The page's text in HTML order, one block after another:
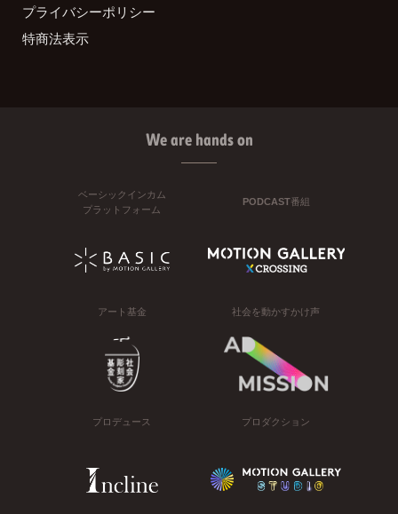
プライバシーポリシー
特商法表示
We are hands on
ベーシックインカム
プラットフォーム
PODCAST番組
アート基金 社会を動かすかけ声
プロデュース プロダクション